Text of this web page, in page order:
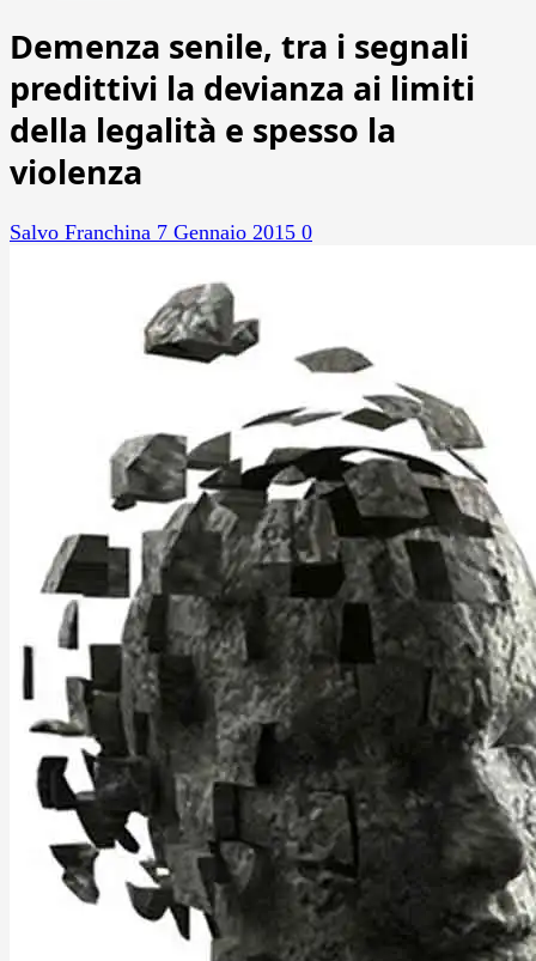
Demenza senile, tra i segnali
predittivi la devianza ai limiti
della legalità e spesso la
violenza
Salvo Franchina 7 Gennaio 2015 0